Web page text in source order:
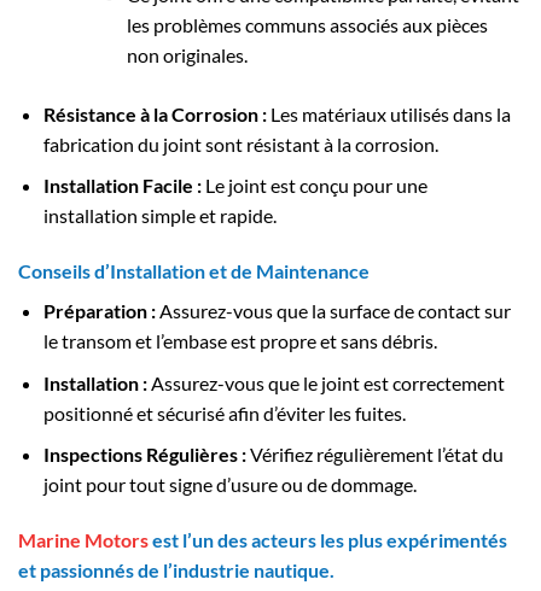
les problèmes communs associés aux pièces
non originales.
Résistance à la Corrosion :Les matériaux utilisés dans la
fabrication du joint sont résistant à la corrosion.
Installation Facile :Le joint est conçu pour une
installation simple et rapide.
Conseils d’Installation et de Maintenance
Préparation :Assurez-vous que la surface de contact sur
le transom et l’embase est propre et sans débris.
Installation :Assurez-vous que le joint est correctement
positionné et sécurisé afin d’éviter les fuites.
Inspections Régulières :Vérifiez régulièrement l’état du
joint pour tout signe d’usure ou de dommage.
Marine Motorsest l’un des acteurs les plus expérimentés
et passionnés de l’industrie nautique.